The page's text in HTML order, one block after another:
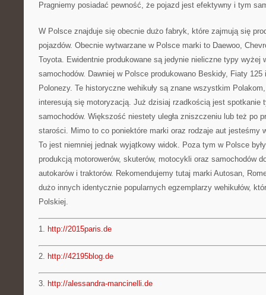
Pragniemy posiadać pewność, że pojazd jest efektywny i tym
W Polsce znajduje się obecnie dużo fabryk, które zajmują się
pojazdów. Obecnie wytwarzane w Polsce marki to Daewoo,
Toyota. Ewidentnie produkowane są jedynie nieliczne typy wyżej
samochodów. Dawniej w Polsce produkowano Beskidy, Fiaty
Polonezy. Te historyczne wehikuły są znane wszystkim
interesują się motoryzacją. Już dzisiaj rzadkością jest spotkanie
samochodów. Większość niestety uległa zniszczeniu lub też po
starości. Mimo to co poniektóre marki oraz rodzaje aut jesteśmy
To jest niemniej jednak wyjątkowy widok. Poza tym w Polsce
produkcją motorowerów, skuterów, motocykli oraz samochodów
autokarów i traktorów. Rekomendujemy tutaj marki Autosan,
dużo innych identycznie popularnych egzemplarzy wehikułów,
Polskiej.
1. http://2015paris.de
2. http://42195blog.de
3. http://alessandra-mancinelli.de